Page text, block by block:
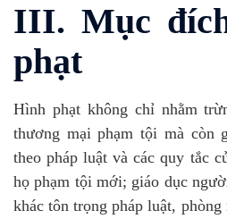
III. Mục
phạt
Hình phạt không chỉ nhằm
thương mại phạm tội mà còn
theo pháp luật và các quy tắc
họ phạm tội mới; giáo dục
khác tôn trọng pháp luật, phòng